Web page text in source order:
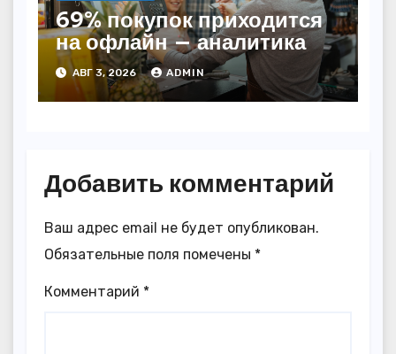
69% покупок приходится
на офлайн — аналитика
АВГ 3, 2026 ADMIN
Добавить комментарий
Ваш адрес email не будет опубликован.
Обязательные поля помечены *
Комментарий *